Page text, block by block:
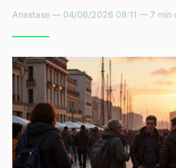
Anastase — 04/06/2026 08:11 — 7 min